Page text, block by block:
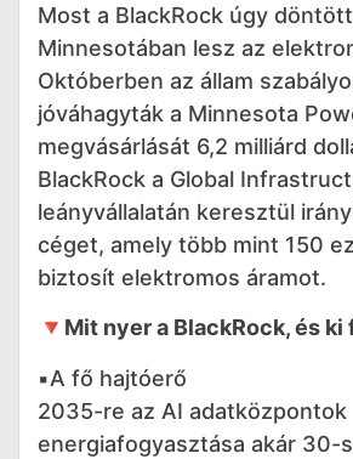
Most a BlackRock úgy
Minnesotában lesz az
Októberben az állam
jóváhagyták a Minnesota
megvásárlását 6,2 milliárd
BlackRock a Global
leányvállalatán keresztül
céget, amely több mint 150
biztosít elektromos áramot.
🔻Mit nyer a BlackRock, és
▪️A fő hajtóerő
2035-re az AI adatközpontok
energiafogyasztása akár 30-